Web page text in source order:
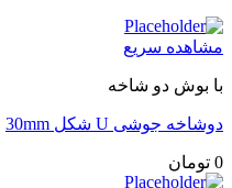
مشاهده سریع
با بوش دو شاخه
دوشاخه جوشی U شکل 30mm
0 تومان